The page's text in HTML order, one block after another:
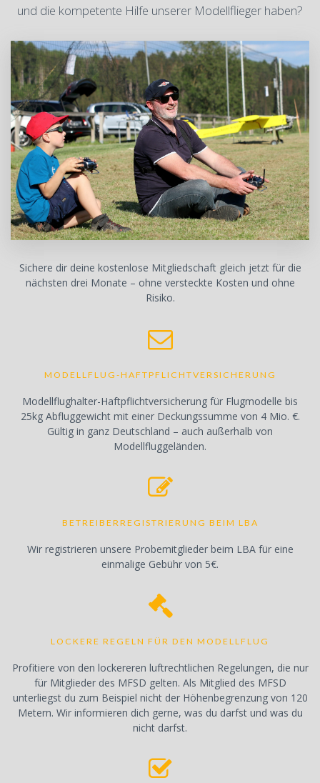
und die kompetente Hilfe unserer Modellflieger haben?
Sichere dir deine kostenlose Mitgliedschaft gleich jetzt für die
nächsten drei Monate – ohne versteckte Kosten und ohne
Risiko.
MODELLFLUG-HAFTPFLICHTVERSICHERUNG
Modellflughalter-Haftpflichtversicherung für Flugmodelle bis
25kg Abfluggewicht mit einer Deckungssumme von 4 Mio. €.
Gültig in ganz Deutschland – auch außerhalb von
Modellfluggeländen.
BETREIBERREGISTRIERUNG BEIM LBA
Wir registrieren unsere Probemitglieder beim LBA für eine
einmalige Gebühr von 5€.
LOCKERE REGELN FÜR DEN MODELLFLUG
Profitiere von den lockereren luftrechtlichen Regelungen, die nur
für Mitglieder des MFSD gelten. Als Mitglied des MFSD
unterliegst du zum Beispiel nicht der Höhenbegrenzung von 120
Metern. Wir informieren dich gerne, was du darfst und was du
nicht darfst.